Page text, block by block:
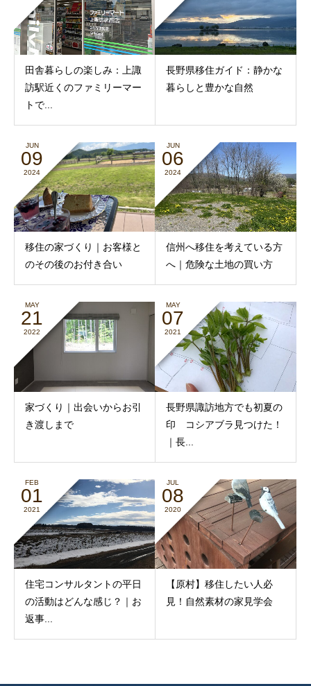
田舎暮らしの楽しみ：上諏
訪駅近くのファミリーマー
トで...
長野県移住ガイド：静かな
暮らしと豊かな自然
JUN
09
2024
移住の家づくり｜お客様と
のその後のお付き合い
JUN
06
2024
信州へ移住を考えている方
へ｜危険な土地の買い方
MAY
21
2022
家づくり｜出会いからお引
き渡しまで
MAY
07
2021
長野県諏訪地方でも初夏の
印 コシアブラ見つけた！
｜長...
FEB
01
2021
住宅コンサルタントの平日
の活動はどんな感じ？｜お
返事...
JUL
08
2020
【原村】移住したい人必
見！自然素材の家見学会